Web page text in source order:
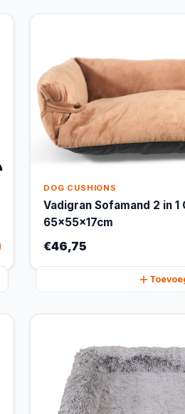
DOG CUSHIONS
Vadigran Sofamand 2 in 1
65x55x17cm
€46,75